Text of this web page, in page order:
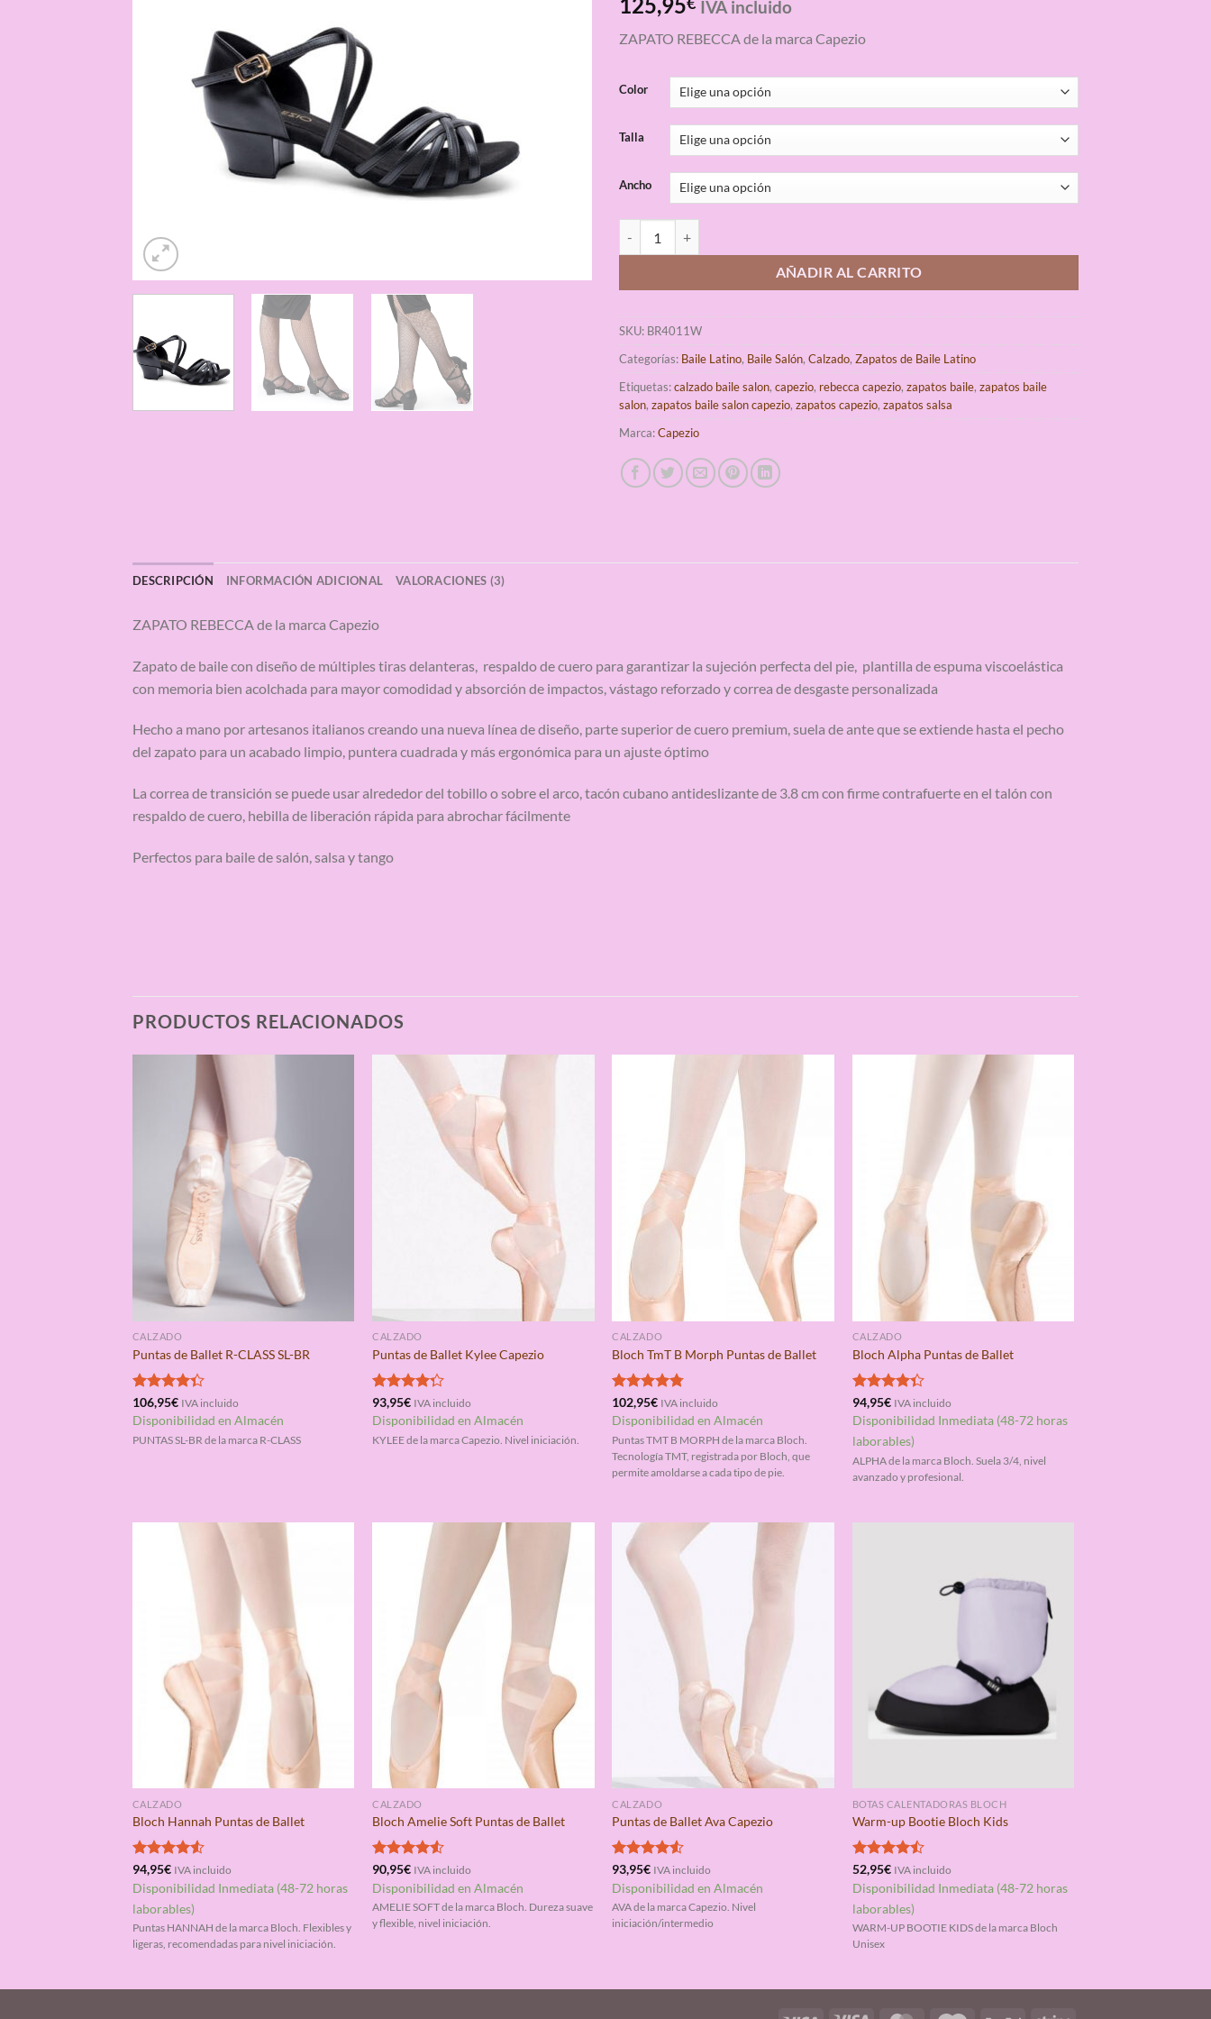
con4.33
base a
IVA incluido
ZAPATO REBECCA de la marca Capezio
Color
Talla
Ancho
AÑADIR AL CARRITO
SKU: BR4011W
Categorías: Baile Latino, Baile Salón, Calzado, Zapatos de Baile Latino
Etiquetas:calzado baile salon, capezio, rebecca capezio, zapatos baile, zapatos baile
salon, zapatos baile salon capezio, zapatos capezio, zapatos salsa
Marca:Capezio
DESCRIPCIÓN INFORMACIÓN ADICIONAL VALORACIONES (3)
ZAPATO REBECCA de la marca Capezio
Zapato de baile con diseño de múltiples tiras delanteras, respaldo de cuero para garantizar la sujeción perfecta del pie, plantilla de espuma viscoelástica
con memoria bien acolchada para mayor comodidad y absorción de impactos, vástago reforzado y correa de desgaste personalizada
Hecho a mano por artesanos italianos creando una nueva línea de diseño, parte superior de cuero premium, suela de ante que se extiende hasta el pecho
del zapato para un acabado limpio, puntera cuadrada y más ergonómica para un ajuste óptimo
La correa de transición se puede usar alrededor del tobillo o sobre el arco, tacón cubano antideslizante de 3.8 cm con firme contrafuerte en el talón con
respaldo de cuero, hebilla de liberación rápida para abrochar fácilmente
Perfectos para baile de salón, salsa y tango
PRODUCTOS RELACIONADOS
CALZADO
Puntas de Ballet R-CLASS SL-BR
Valorado
con 4.33
de 5
106,95€ IVA incluido
Disponibilidad en Almacén
PUNTAS SL-BR de la marca R-CLASS
CALZADO
Puntas de Ballet Kylee Capezio
Valorado
con4.25
de 5
93,95€ IVA incluido
Disponibilidad en Almacén
KYLEE de la marca Capezio. Nivel iniciación.
CALZADO
Bloch TmT B Morph Puntas de Ballet
Valorado
con4.75
de 5
102,95€ IVA incluido
Disponibilidad en Almacén
Puntas TMT B MORPH de la marca Bloch.
Tecnología TMT, registrada por Bloch, que
permite amoldarse a cada tipo de pie.
CALZADO
Bloch Alpha Puntas de Ballet
Valorado
con 4.33
de 5
94,95€ IVA incluido
Disponibilidad Inmediata (48-72 horas
laborables)
ALPHA de la marca Bloch. Suela 3/4, nivel
avanzado y profesional.
CALZADO
Bloch Hannah Puntas de Ballet
Valorado
con 4.50
de 5
94,95€ IVA incluido
Disponibilidad Inmediata (48-72 horas
laborables)
Puntas HANNAH de la marca Bloch. Flexibles y
ligeras, recomendadas para nivel iniciación.
CALZADO
Bloch Amelie Soft Puntas de Ballet
Valorado
con4.50
de 5
90,95€ IVA incluido
Disponibilidad en Almacén
AMELIE SOFT de la marca Bloch. Dureza suave
y flexible, nivel iniciación.
CALZADO
Puntas de Ballet Ava Capezio
Valorado
con4.50
de 5
93,95€ IVA incluido
Disponibilidad en Almacén
AVA de la marca Capezio. Nivel
iniciación/intermedio
BOTAS CALENTADORAS BLOCH
Warm-up Bootie Bloch Kids
Valorado
con 4.50
de 5
52,95€ IVA incluido
Disponibilidad Inmediata (48-72 horas
laborables)
WARM-UP BOOTIE KIDS de la marca Bloch
Unisex